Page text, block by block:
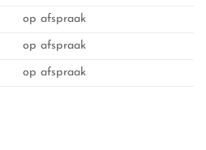
op afspraak
op afspraak
op afspraak